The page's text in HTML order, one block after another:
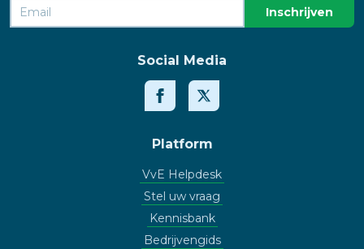
Social Media
Platform
VvE Helpdesk
Stel uw vraag
Kennisbank
Bedrijvengids